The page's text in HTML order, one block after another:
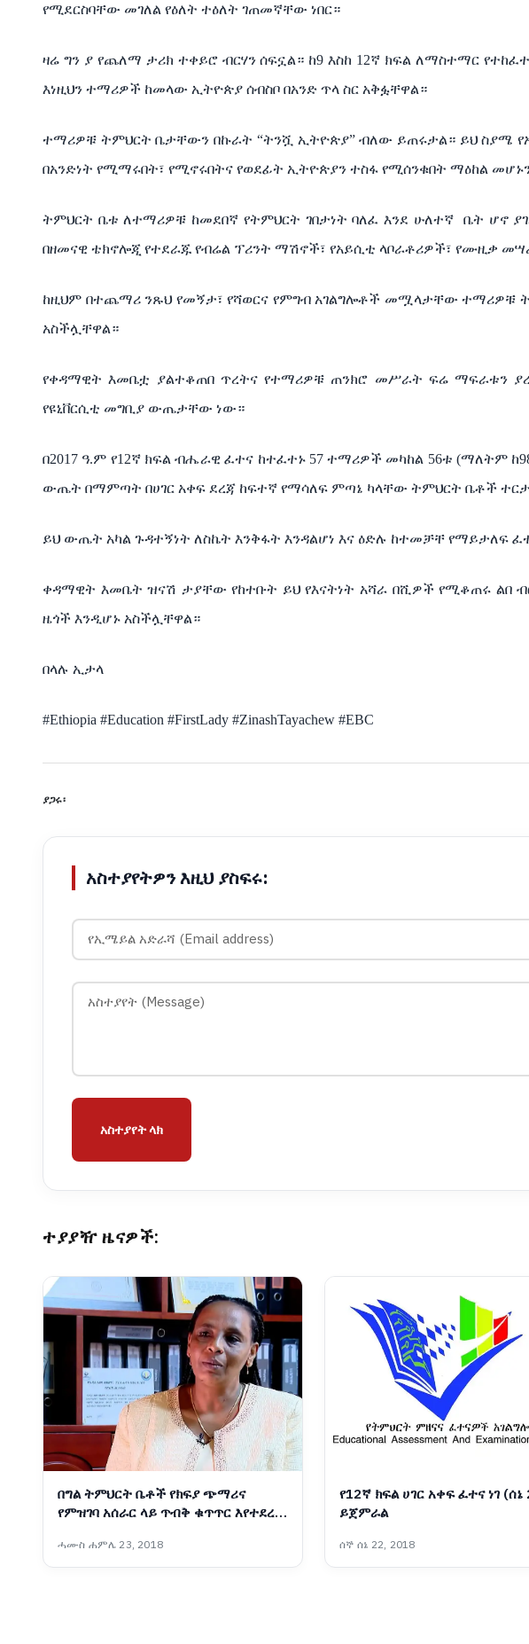
የሚደርስባቸው መገለል የዕለት ተዕለት ገጠመኛቸው ነበር።
ዛሬ ግን ያ የጨለማ ታሪክ ተቀይሮ ብርሃን ሰፍኗል። ከ9እስከ 12ኛ ክፍል ለማስተማር
እነዚህን ተማሪዎች ከመላው ኢትዮጵያ ሰብስቦ በአንድ ጥላ ስር አቅፏቸዋል።
ተማሪዎቹ ትምህርት ቤታቸውን በኩራት “ትንሿ ኢትዮጵያ”ብለው ይጠሩታል። ይህ ስያሜ
በአንድነት የሚማሩበት፣ የሚኖሩበትና የወደፊት ኢትዮጵያን ተስፋ የሚሰንቁበት ማዕከል
ትምህርት ቤቱ ለተማሪዎቹ ከመደበኛ የትምህርት ገበታነት ባለፈ እንደ ሁለተኛ ቤት ሆኖ
በዘመናዊ ቴክኖሎጂ የተደራጁ የብሬል ፕሪንት ማሽኖች፣ የአይሲቲ ላቦራቶሪዎች፣ የሙዚቃ
ከዚህም በተጨማሪ ንጹህ የመኝታ፣ የሻወርና የምግብ አገልግሎቶች መሟላታቸው ተማሪዎቹ
አስችሏቸዋል።
የቀዳማዊት እመቤቷ ያልተቆጠበ ጥረትና የተማሪዎቹ ጠንክሮ መሥራት ፍሬ ማፍራቱን
የዩኒቨርሲቲ መግቢያ ውጤታቸው ነው።
በ2017 ዓ.ም የ12ኛ ክፍል ብሔራዊ ፈተና ከተፈተኑ57ተማሪዎች መካከል 56ቱ (ማለትም ከ
ውጤት በማምጣት በሀገር አቀፍ ደረጃ ከፍተኛ የማሳለፍ ምጣኔ ካላቸው ትምህርት ቤቶች ተርታ
ይህ ውጤት አካል ጉዳተኝነት ለስኬት እንቅፋት እንዳልሆነ እና ዕድሉ ከተመቻቸ የማይታለፍ
ቀዳማዊት እመቤት ዝናሽ ታያቸው የከተቡት ይህ የእናትነት አሻራ በሺዎች የሚቆጠሩ ልበ
ዜጎች እንዲሆኑ አስችሏቸዋል።
በላሉ ኢታላ
#Ethiopia #Education #FirstLady #ZinashTayachew #EBC
ያጋሩ፡
አስተያየትዎን እዚህ ያስፍሩ:
አስተያየት ላክ
ተያያዥ ዜናዎች:
በግል ትምህርት ቤቶች የክፍያ ጭማሪና
የምዝገባ አሰራር ላይ ጥብቅ ቁጥጥር እየተደረገ
ቁጥጥር ባለስልጣን
ሓሙስ ሐምሌ 23, 2018
የ12ኛ ክፍል ሀገር አቀፍ ፈተና ነገ (ሰኔ
ይጀምራል
ሰኞ ሰኔ 22, 2018